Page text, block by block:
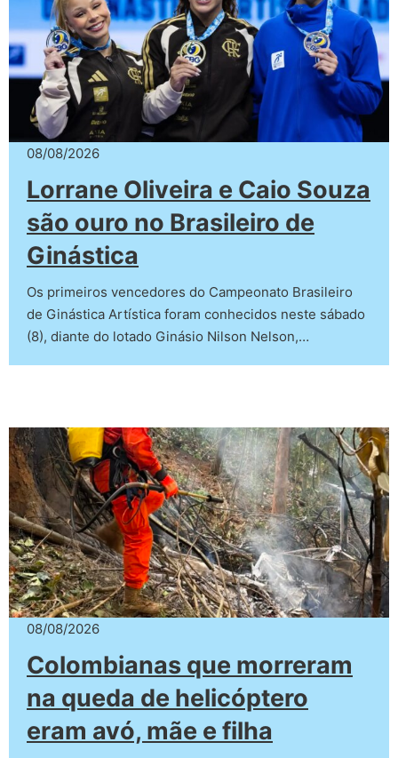
08/08/2026
Lorrane Oliveira e Caio Souza
são ouro no Brasileiro de
Ginástica
Os primeiros vencedores do Campeonato Brasileiro
de Ginástica Artística foram conhecidos neste sábado
(8), diante do lotado Ginásio Nilson Nelson,…
08/08/2026
Colombianas que morreram
na queda de helicóptero
eram avó, mãe e filha